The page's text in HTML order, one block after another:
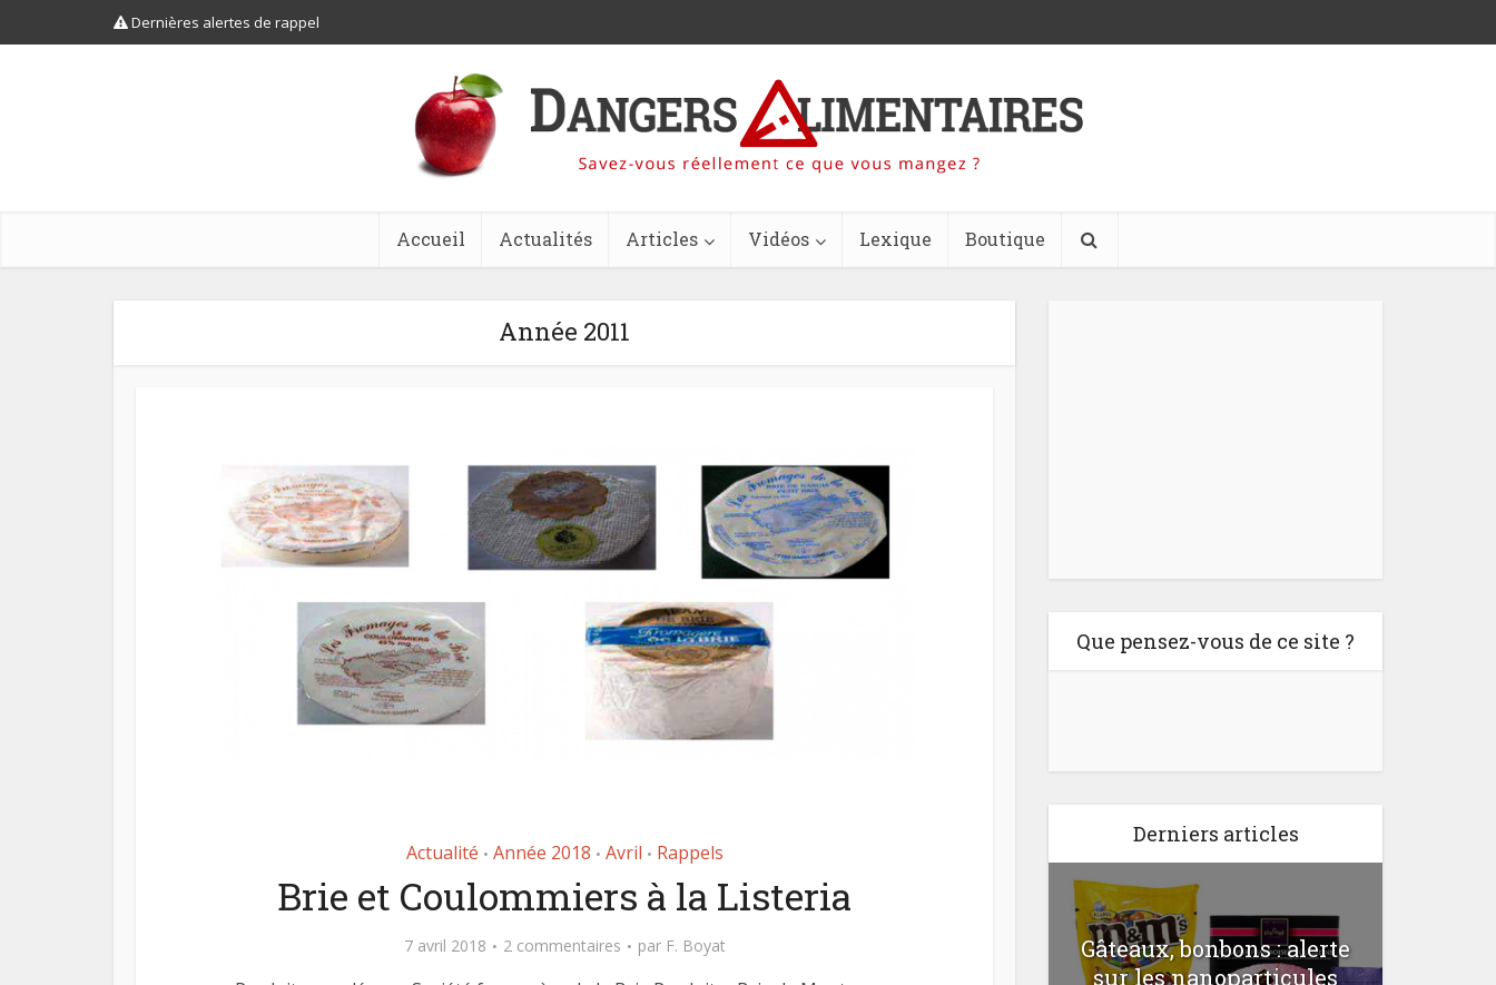
Dernières alertes de rappel
Accueil Actualités Articles Vidéos Lexique Boutique
Année 2011
Actualité • Année 2018 • Avril • Rappels
Brie et Coulommiers à la Listeria
7 avril 2018 2 commentaires par F. Boyat
Que pensez-vous de ce site ?
Derniers articles
Le plastique, pas si
fantastique !
Gâteaux, bonbons : alerte
sur les nanoparticules